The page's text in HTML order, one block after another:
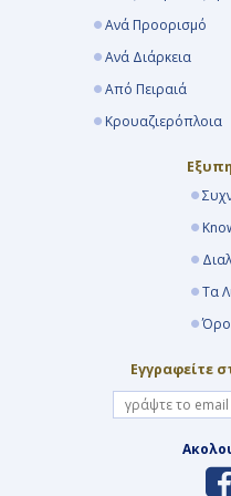
Ανά Προορισμό
Ανά Διάρκεια
Από Πειραιά
Κρουαζιερόπλοια
Τα
Εγγραφείτε